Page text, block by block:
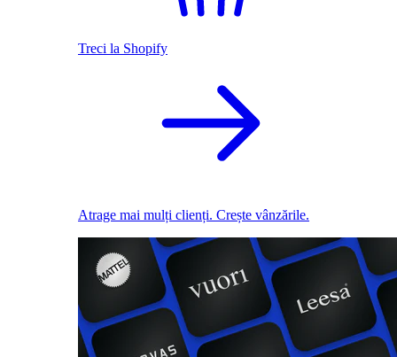
Treci la Shopify
Atrage mai mulți clienți. Crește vânzările.